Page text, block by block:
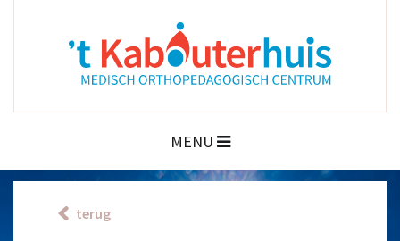
MENU
terug